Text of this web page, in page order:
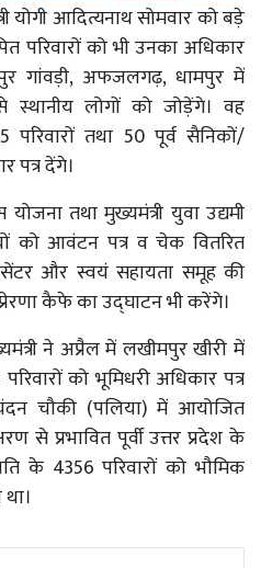
योगी आदित्यनाथ सोमवार को बड़े
परिवारों को भी उनका अधिकार
गांवड़ी, अफजलगढ़, धामपुर में
लोगों को जोड़ेंगे। वह
परिवारों तथा 50 पूर्व सैनिकों/
पत्र देंगे।
योजना तथा मुख्यमंत्री युवा उद्यमी
को आवंटन पत्र व चेक वितरित
और स्वयं सहायता समूह की
कैफे का उद्घाटन भी करेंगे।
ने अप्रैल में लखीमपुर खीरी में
को भूमिधरी अधिकार पत्र
चौकी (पलिया) में आयोजित
से प्रभावित पूर्वी उत्तर प्रदेश के
के 4356 परिवारों को भौमिक